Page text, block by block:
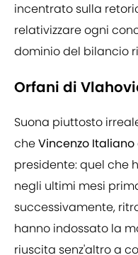
incentrato sulla
relativizzare ogni
dominio del bilancio
Orfani di
Suona piuttosto
cheVincenzo Italiano
presidente: quel che
negli ultimi mesi
successivamente,
hanno indossato la
riuscita senz'altro a